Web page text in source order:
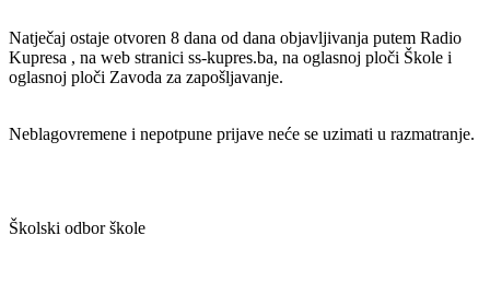
Natječaj ostaje otvoren 8 dana od dana objavljivanja putem Radio
Kupresa , na web stranici ss-kupres.ba, na oglasnoj ploči Škole i
oglasnoj ploči Zavoda za zapošljavanje.
Neblagovremene i nepotpune prijave neće se uzimati u razmatranje.
Školski odbor škole